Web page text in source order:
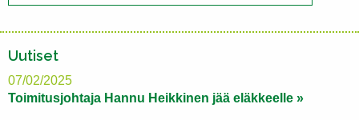
Uutiset
07/02/2025
Toimitusjohtaja Hannu Heikkinen jää eläkkeelle »